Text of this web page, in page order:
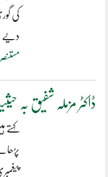
کی
دیے
ڈاکٹر مزملہ شفیق بہ
کہتے